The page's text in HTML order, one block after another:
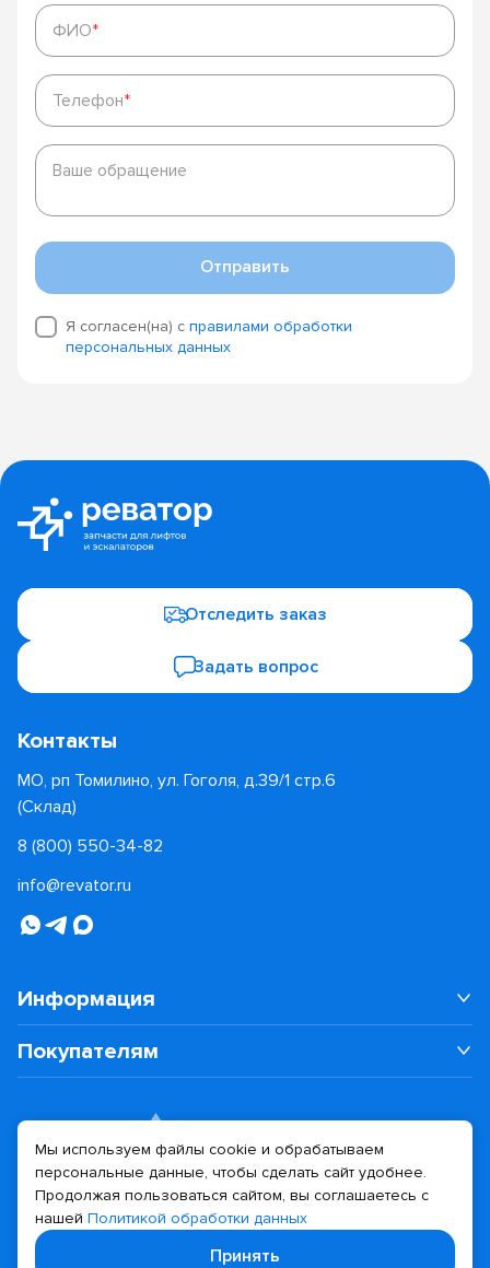
ФИО*
ФИО*
Телефон*
Телефон*
Ваше
обращение
Ваше обращение
Отправить
Я согласен(на) с правилами обработки
персональных данных
Отследить заказ
Задать вопрос
Контакты
МО, рп Томилино, ул. Гоголя, д.39/1 стр.6
(Склад)
8 (800) 550-34-82
info@revator.ru
Информация
Покупателям
Дизайн сайта Разработка сайта
Мы используем файлы cookie и обрабатываем
персональные данные, чтобы сделать сайт удобнее.
Продолжая пользоваться сайтом, вы соглашаетесь с
нашей Политикой обработки данных
Принять